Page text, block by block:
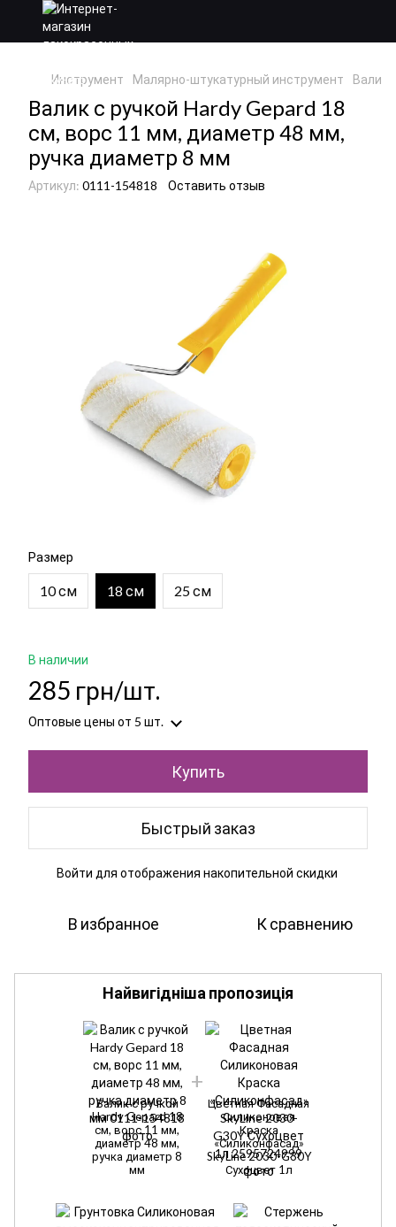
Инструмент Малярно-штукатурный инструмент Валики
Валик с ручкой Hardy Gepard 18
см, ворс 11 мм, диаметр 48 мм,
ручка диаметр 8 мм
Артикул: 0111-154818 Оставить отзыв
Размер
10 см 18 см 25 см
В наличии
285 грн/шт.
Оптовые цены от 5 шт.
Купить
Быстрый заказ
Войти для отображения накопительной скидки
В избранное К сравнению
Найвигідніша пропозиція
Валик с ручкой
Hardy Gepard 18
см, ворс 11 мм,
диаметр 48 мм,
ручка диаметр 8
мм
Цветная Фасадная
Силиконовая
Краска
«Силиконфасад»
SkyLine 2030-G30Y
Сухоцвет 1л